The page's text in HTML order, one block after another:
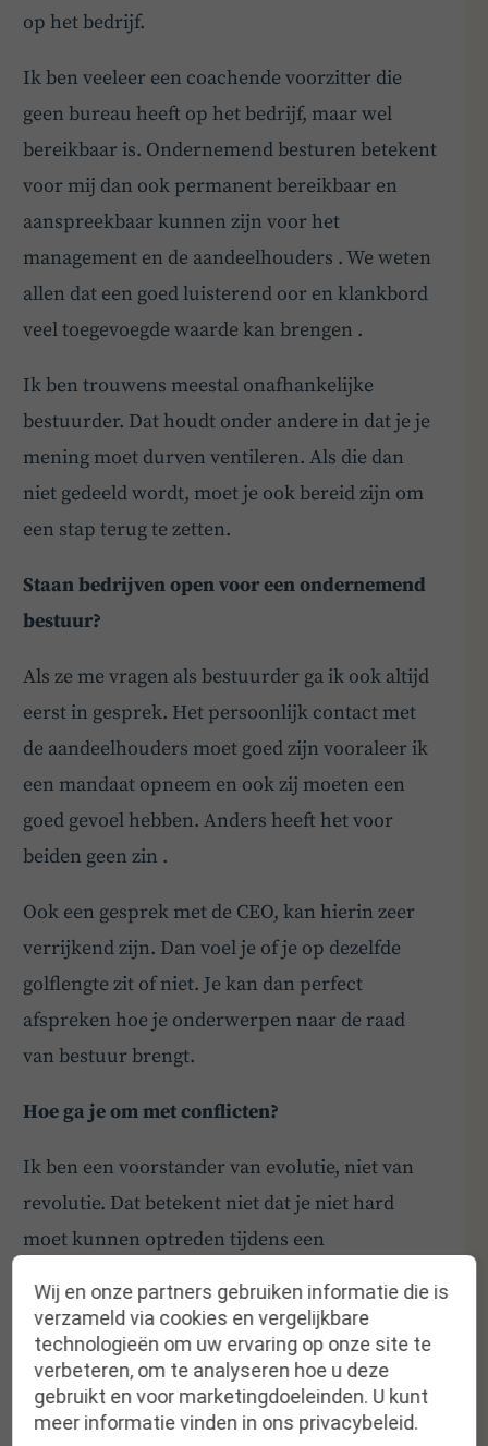
op het bedrijf.
Ik ben veeleer een coachende voorzitter die
geen bureau heeft op het bedrijf, maar wel
bereikbaar is. Ondernemend besturen betekent
voor mij dan ook permanent bereikbaar en
aanspreekbaar kunnen zijn voor het
management en de aandeelhouders . We weten
allen dat een goed luisterend oor en klankbord
veel toegevoegde waarde kan brengen .
Ik ben trouwens meestal onafhankelijke
bestuurder. Dat houdt onder andere in dat je je
mening moet durven ventileren. Als die dan
niet gedeeld wordt, moet je ook bereid zijn om
een stap terug te zetten.
Staan bedrijven open voor een ondernemend
bestuur?
Als ze me vragen als bestuurder ga ik ook altijd
eerst in gesprek. Het persoonlijk contact met
de aandeelhouders moet goed zijn vooraleer ik
een mandaat opneem en ook zij moeten een
goed gevoel hebben. Anders heeft het voor
beiden geen zin .
Ook een gesprek met de CEO, kan hierin zeer
verrijkend zijn. Dan voel je of je op dezelfde
golflengte zit of niet. Je kan dan perfect
afspreken hoe je onderwerpen naar de raad
van bestuur brengt.
Hoe ga je om met conflicten?
Ik ben een voorstander van evolutie, niet van
revolutie. Dat betekent niet dat je niet hard
moet kunnen optreden tijdens een
afgestemd met de andere bestuurders. Je hoeft
dan ook niet bang te zijn om je
verantwoordelijkheid op te nemen.
Ik hou daarbij niet van verborgen agenda’s. Dat
Wij en onze partners gebruiken informatie die is
verzameld via cookies en vergelijkbare
technologieën om uw ervaring op onze site te
verbeteren, om te analyseren hoe u deze
gebruikt en voor marketingdoeleinden. U kunt
meer informatie vinden in ons privacybeleid.